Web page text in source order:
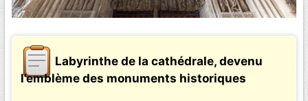
Labyrinthe de la cathédrale, devenu
l’emblème des monuments historiques